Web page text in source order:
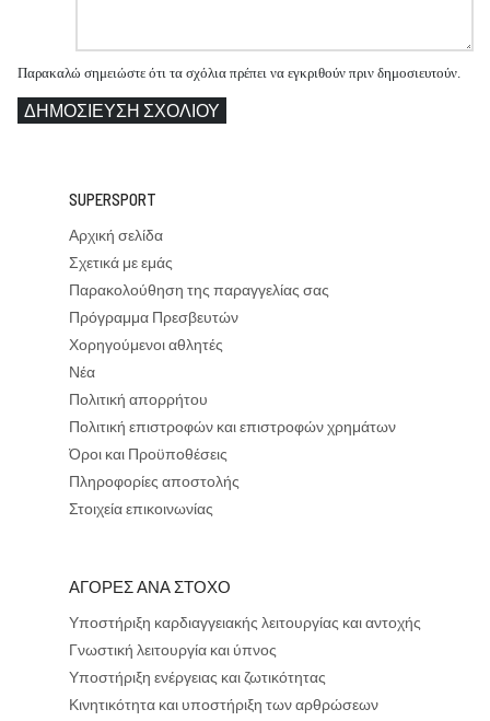
Παρακαλώ σημειώστε ότι τα σχόλια πρέπει να εγκριθούν πριν δημοσιευτούν.
ΔΗΜΟΣΊΕΥΣΗ ΣΧΟΛΊΟΥ
SUPERSPORT
Αρχική σελίδα
Σχετικά με εμάς
Παρακολούθηση της παραγγελίας σας
Πρόγραμμα Πρεσβευτών
Χορηγούμενοι αθλητές
Νέα
Πολιτική απορρήτου
Πολιτική επιστροφών και επιστροφών χρημάτων
Όροι και Προϋποθέσεις
Πληροφορίες αποστολής
Στοιχεία επικοινωνίας
ΑΓΟΡΕΣ ΑΝΑ ΣΤΟΧΟ
Υποστήριξη καρδιαγγειακής λειτουργίας και αντοχής
Γνωστική λειτουργία και ύπνος
Υποστήριξη ενέργειας και ζωτικότητας
Κινητικότητα και υποστήριξη των αρθρώσεων